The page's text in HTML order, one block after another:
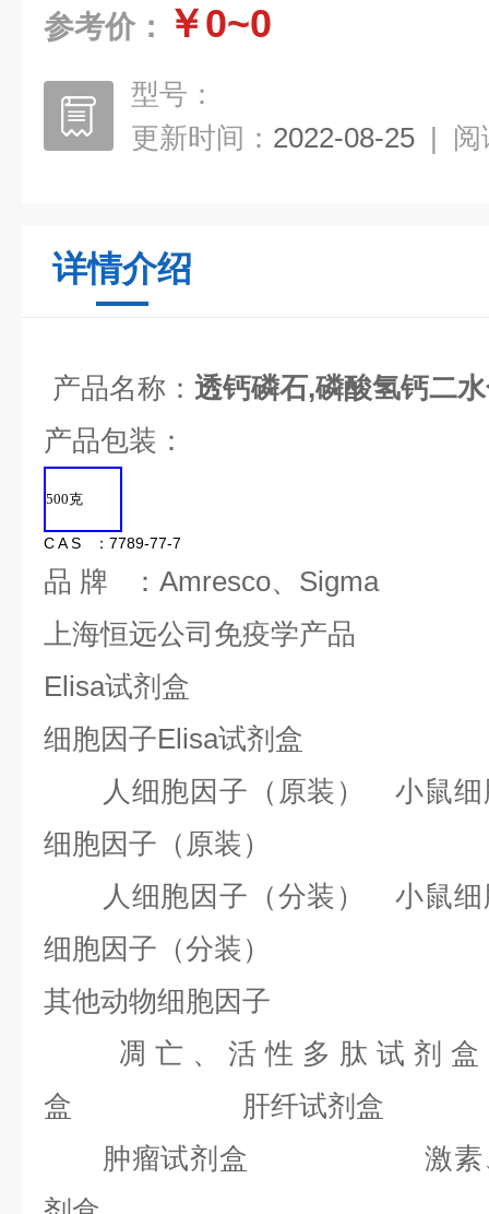
参考价： ￥0~0
型号：
更新时间： 2022-08-25 | 阅
详情介绍
产品名称： 透钙磷石,磷酸氢钙二
产品包装：
500克
C A S ：7789-77-7
品 牌 ：Amresco、Sigma
上海恒远公司免疫学产品
Elisa试剂盒
细胞因子Elisa试剂盒
人细胞因子（原装） 小鼠细
细胞因子（原装）
人细胞因子（分装） 小鼠细
细胞因子（分装）
其他动物细胞因子
凋亡、活性多肽试剂盒
盒 肝纤试剂盒
肿瘤试剂盒 激素、内